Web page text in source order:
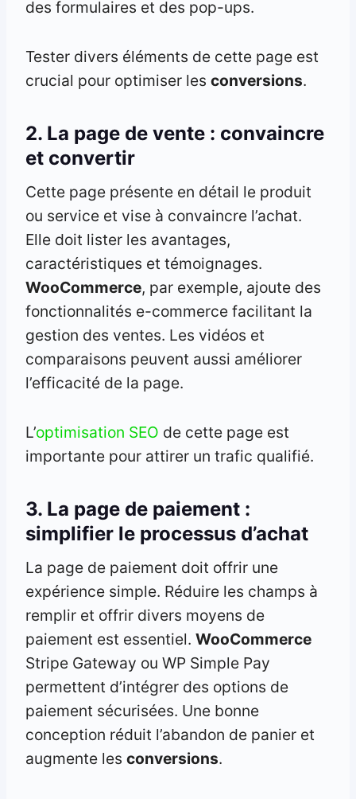
des formulaires et des pop-ups.
Tester divers éléments de cette page est
crucial pour optimiser les conversions.
2. La page de vente : convaincre
et convertir
Cette page présente en détail le produit
ou service et vise à convaincre l’achat.
Elle doit lister les avantages,
caractéristiques et témoignages.
WooCommerce, par exemple, ajoute des
fonctionnalités e-commerce facilitant la
gestion des ventes. Les vidéos et
comparaisons peuvent aussi améliorer
l’efficacité de la page.
L’optimisation SEO de cette page est
importante pour attirer un trafic qualifié.
3. La page de paiement :
simplifier le processus d’achat
La page de paiement doit offrir une
expérience simple. Réduire les champs à
remplir et offrir divers moyens de
paiement est essentiel. WooCommerce
Stripe Gateway ou WP Simple Pay
permettent d’intégrer des options de
paiement sécurisées. Une bonne
conception réduit l’abandon de panier et
augmente les conversions.